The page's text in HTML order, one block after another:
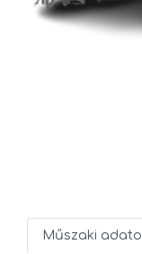
Műszaki